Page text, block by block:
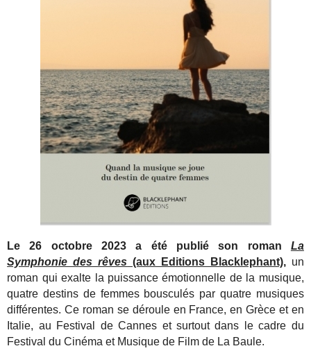
Le 26 octobre 2023 a été publié son roman
La
Symphonie des rêves (aux Editions Blacklephant), un
roman qui exalte la puissance émotionnelle de la musique,
quatre destins de femmes bousculés par quatre musiques
différentes. Ce roman se déroule en France, en Grèce et en
Italie, au Festival de Cannes et surtout dans le cadre du
Festival du Cinéma et Musique de Film de La Baule.